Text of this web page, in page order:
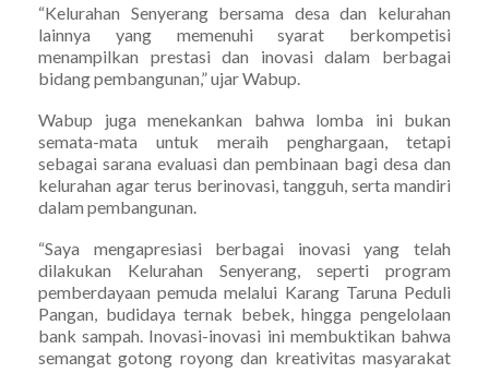
“Kelurahan Senyerang bersama desa dan kelurahan
lainnya yang memenuhi syarat berkompetisi
menampilkan prestasi dan inovasi dalam berbagai
bidang pembangunan,” ujar Wabup.
Wabup juga menekankan bahwa lomba ini bukan
semata-mata untuk meraih penghargaan, tetapi
sebagai sarana evaluasi dan pembinaan bagi desa dan
kelurahan agar terus berinovasi, tangguh, serta mandiri
dalam pembangunan.
“Saya mengapresiasi berbagai inovasi yang telah
dilakukan Kelurahan Senyerang, seperti program
pemberdayaan pemuda melalui Karang Taruna Peduli
Pangan, budidaya ternak bebek, hingga pengelolaan
bank sampah. Inovasi-inovasi ini membuktikan bahwa
semangat gotong royong dan kreativitas masyarakat